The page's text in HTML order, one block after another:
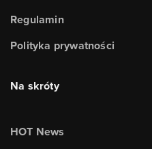
Regulamin
Polityka prywatności
Na skróty
HOT News